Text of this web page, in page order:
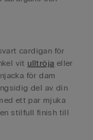
cardigan för
vitulltröja eller
för dam
del av din
ett par mjuka
stilfull finish till